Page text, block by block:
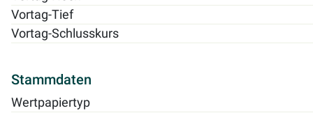
Vortag-Tief
Vortag-Schlusskurs
Stammdaten
Wertpapiertyp